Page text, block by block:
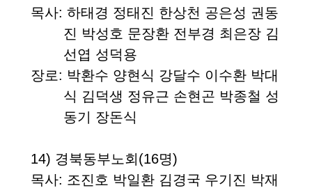
목사: 하태경 정태진 한상천 공은성 권동
진 박성호 문장환 전부경 최은장 김
선엽 성덕용
장로: 박환수 양현식 강달수 이수환 박대
식 김덕생 정유근 손현곤 박종철 성
동기 장돈식
14) 경북동부노회 (16명)
목사: 조진호 박일환 김경국 우기진 박재